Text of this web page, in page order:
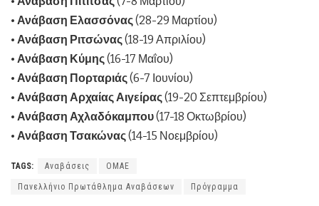
• Ανάβαση Ελασσόνας(28-29 Μαρτίου)
• Ανάβαση Ριτσώνας(18-19 Απριλίου)
• Ανάβαση Κύμης(16-17 Μαΐου)
• Ανάβαση Πορταριάς(6-7 Ιουνίου)
• Ανάβαση Αρχαίας Αιγείρας(19-20 Σεπτεμβρίου)
• Ανάβαση Αχλαδόκαμπου(17-18 Οκτωβρίου)
• Ανάβαση Τσακώνας(14-15 Νοεμβρίου)
TAGS: Αναβάσεις ΟΜΑΕ
Πανελλήνιο Πρωτάθλημα Αναβάσεων Πρόγραμμα